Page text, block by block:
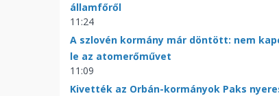
államfőről
11:24
A szlovén kormány már döntött: nem
le az atomerőművet
11:09
Kivették az Orbán-kormányok Paks